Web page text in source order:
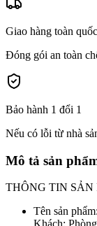
Giao hàng toàn quốc
Đóng gói an toàn
Bảo hành 1 đổi 1
Nếu có lỗi từ nhà
Mô tả sản
THÔNG TIN SẢN
Tên sản